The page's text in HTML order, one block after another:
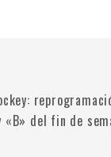
«B» del fin de